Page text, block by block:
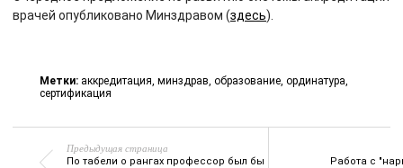
врачей опубликовано Минздравом (здесь).
Метки: аккредитация, минздрав, образование, ординатура,
сертификация
Предыдущая страница
По табели о рангах профессор был бы
Работа с